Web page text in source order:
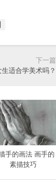
下一篇
适合学美术吗？
手的画法 画手的
素描技巧